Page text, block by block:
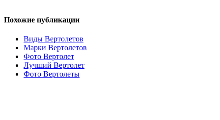
Похожие публикации
Виды Вертолетов
Марки Вертолетов
Фото Вертолет
Лучший Вертолет
Фото Вертолеты